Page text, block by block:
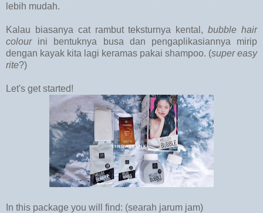
lebih mudah.
Kalau biasanya cat rambut teksturnya kental,bubble hair
colourini bentuknya busa dan pengaplikasiannya mirip
dengan kayak kita lagi keramas pakai shampoo. (super easy
rite?)
Let's get started!
In this package you will find: (searah jarum jam)